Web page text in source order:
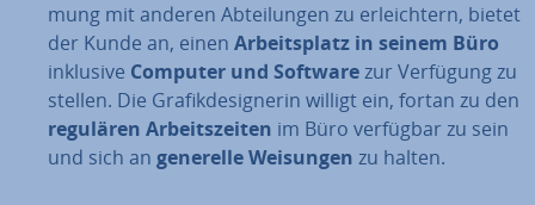
mung mit anderen Ab­tei­lun­gen zu er­leich­tern, bietet
der Kunde an, einen Ar­beits­platz in seinem Büro
inklusive Computer und Softwarezur Verfügung zu
stellen. Die Gra­fik­de­si­gne­rin willigt ein, fortan zu den
regulären Ar­beits­zei­ten im Büro verfügbar zu sein
und sich an generelle Weisungen zu halten.